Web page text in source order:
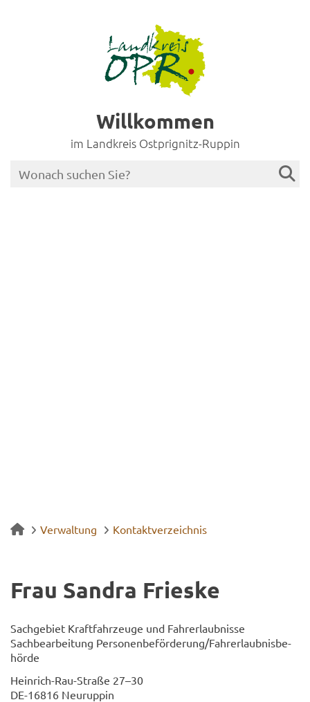
Willkommen
im Landkreis Ostprignitz-Ruppin
Verwaltung Kontaktverzeichnis
Frau San­dra Fries­ke
Sach­ge­biet Kraft­fahr­zeu­ge und Fahr­erlaub­nis­se
Sach­be­ar­bei­tung Per­so­nen­be­för­de­rung/Fahr­erlaub­nis­be­
hör­de
Heinrich-​Rau-Straße 27–30
DE-​16816 Neu­rup­pin